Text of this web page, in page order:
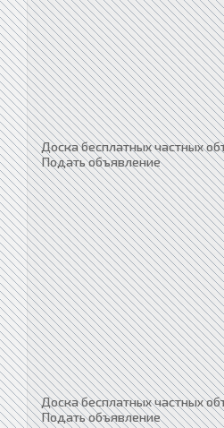
Доска бесплатных частных
Подать объявление
Доска бесплатных частных
Подать объявление